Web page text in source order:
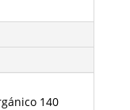
140